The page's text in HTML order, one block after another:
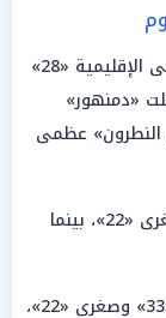
يسود مدن الدلتا طقس حار رطب نهارًا (العظمى الإقليمية «28»
سجلت «دمنهور»
«وادي النطرون» عظمى
واستقرت «كفر الشيخ» عند عظمى «32» وصغرى «22»، بينما
وبلغت درجات الحرارة في «المنصورة» عظمى «33» وصغرى «22»،